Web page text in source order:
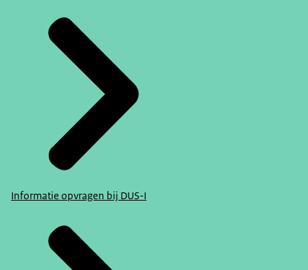
Informatie opvragen bij DUS-I